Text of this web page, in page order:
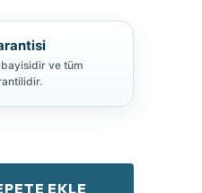
ve tüm
EKLE